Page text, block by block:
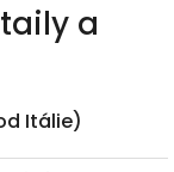
a
Itálie)